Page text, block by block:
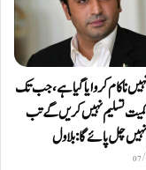
ناکام کروایاگیا ہے، جب تک
تسلیم نہیں کریں گے تب
چل پائےگا: بلاول